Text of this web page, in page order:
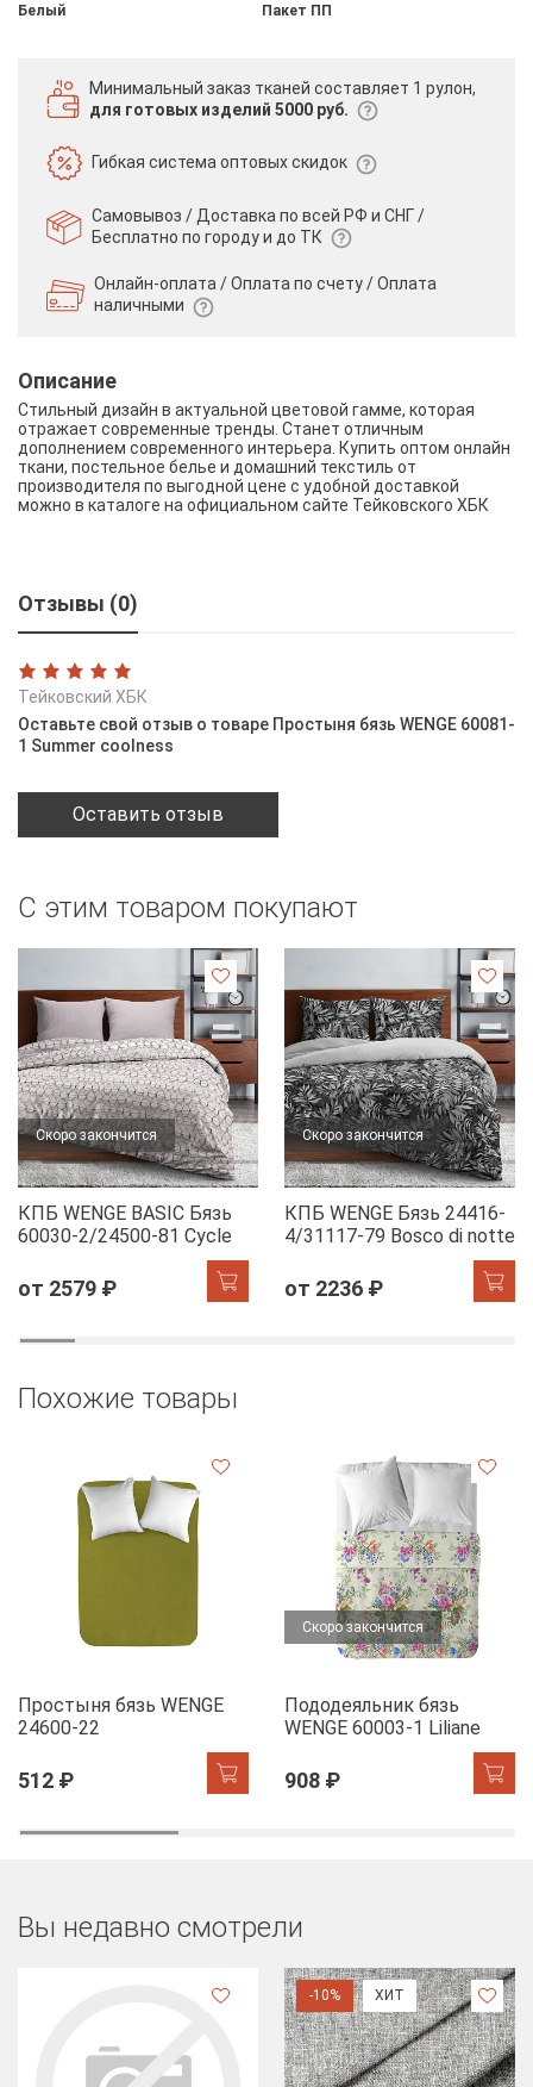
Белый
Пакет ПП
Минимальный заказ тканей составляет 1 рулон,
для готовых изделий 5000 руб.
Гибкая системаоптовых скидок
Самовывоз / Доставка по всей РФ и СНГ /
Бесплатно по городу и до ТК
Онлайн-оплата / Оплата по счету /Оплата
наличными
Описание
Стильный дизайн в актуальной цветовой гамме, которая
отражает современные тренды. Станет отличным
дополнением современного интерьера. Купить оптом онлайн
ткани, постельное белье и домашний текстиль от
производителя по выгодной цене с удобной доставкой
можно в каталоге на официальном сайте Тейковского ХБК
Отзывы (0)
Тейковский ХБК
Оставьте свой отзыв о товаре Простыня бязь WENGE 60081-
1 Summer coolness
Оставить отзыв
С этим товаром покупают
Скоро закончится
КПБ WENGE BASIC Бязь
60030-2/24500-81 Cycle
от 2579 ₽
Скоро закончится
КПБ WENGE Бязь 24416-
4/31117-79 Bosco di notte
от 2236 ₽
Похожие товары
Простыня бязь WENGE
24600-22
512 ₽
Скоро закончится
Пододеяльник бязь
WENGE 60003-1 Liliane
908 ₽
Вы недавно смотрели
-10% ХИТ